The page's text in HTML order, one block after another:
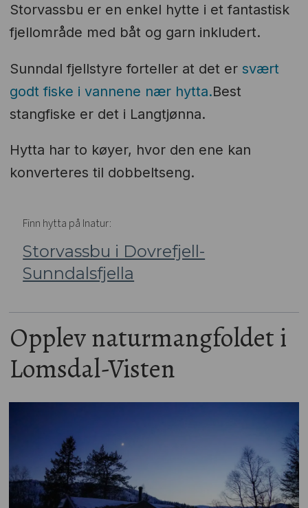
Storvassbu er en enkel hytte i et fantastisk
fjellområde med båt og garn inkludert.
Sunndal fjellstyre forteller at det er svært
godt fiske i vannene nær hytta.Best
stangfiske er det i Langtjønna.
Hytta har to køyer, hvor den ene kan
konverteres til dobbeltseng.
Finn hytta på Inatur:
Storvassbu i Dovrefjell-
Sunndalsfjella
Opplev naturmangfoldet i
Lomsdal-Visten